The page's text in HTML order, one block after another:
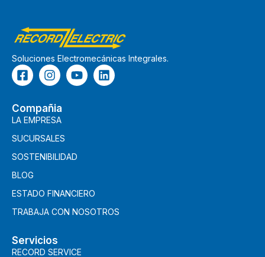
Soluciones Electromecánicas Integrales.
Compañia
LA EMPRESA
SUCURSALES
SOSTENIBILIDAD
BLOG
ESTADO FINANCIERO
TRABAJA CON NOSOTROS
Servicios
RECORD SERVICE